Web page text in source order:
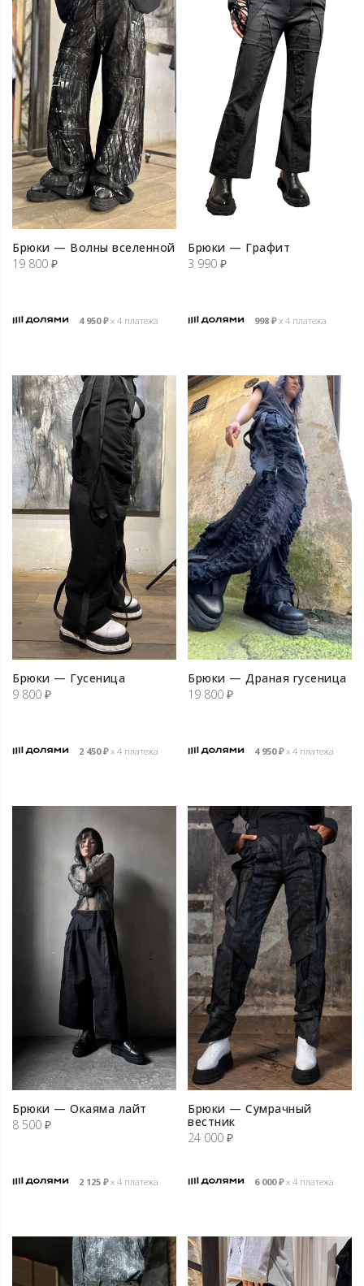
Брюки — Волны вселенной
19 800 ₽
4 950₽х 4 платежа
Брюки — Графит
3 990 ₽
998 ₽х 4 платежа
Брюки — Гусеница
9 800 ₽
2 450₽х 4 платежа
Брюки — Драная гусеница
19 800 ₽
4 950₽х 4 платежа
Брюки — Окаяма лайт
8 500 ₽
2 125 ₽х 4 платежа
Брюки — Сумрачный
вестник
24 000 ₽
6 000₽х 4 платежа